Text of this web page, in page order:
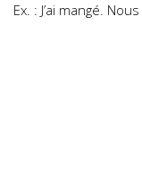
Ex. : J’ai mangé.